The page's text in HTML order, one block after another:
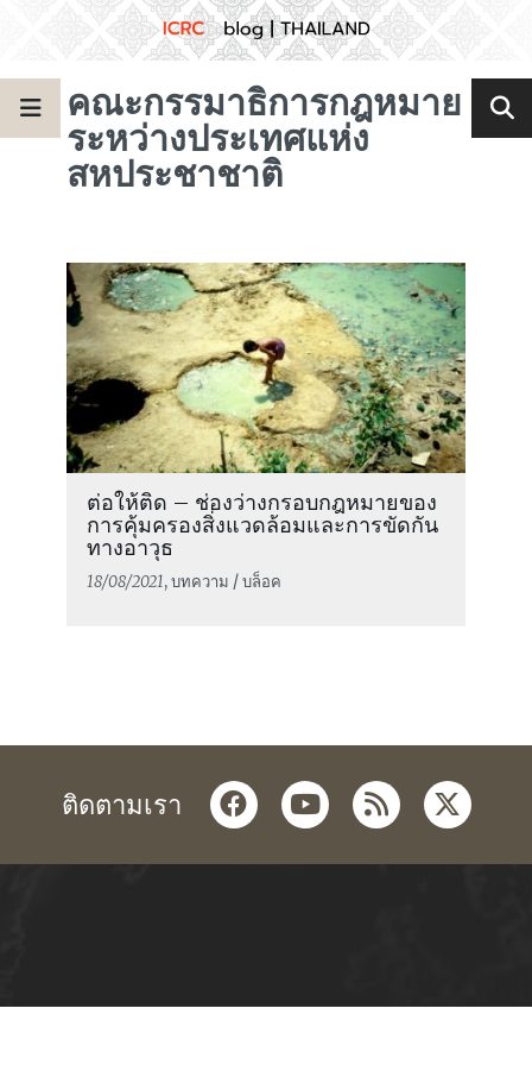
คณะกรรมาธิการกฎหมาย
ระหว่างประเทศแห่ง
สหประชาชาติ
ต่อให้ติด – ช่องว่างกรอบกฎหมายของ
การคุ้มครองสิ่งแวดล้อมและการขัดกัน
ทางอาวุธ
18/08/2021, บทความ / บล็อค
ติดตามเรา facebookyoutube
rss twitter